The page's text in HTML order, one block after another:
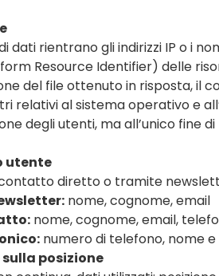
dati rientrano gli indirizzi IP o i
Resource Identifier) delle
del file ottenuto in risposta, il
relativi al sistema operativo e
degli utenti, ma all’unico fine
utente
diretto o tramite
nome, cognome, email
nome, cognome, email,
numero di telefono, nome
posizione